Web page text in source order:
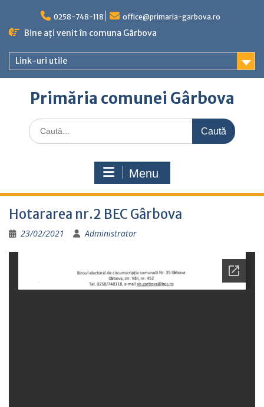
content
0258-748-118 office@primaria-garbova.ro
Bine ați venit în comuna Gârbova
Link-uri utile
Primăria comunei Gârbova
Caută
for:
Menu
Hotararea nr.2 BEC Gârbova
23/02/2021 Administrator